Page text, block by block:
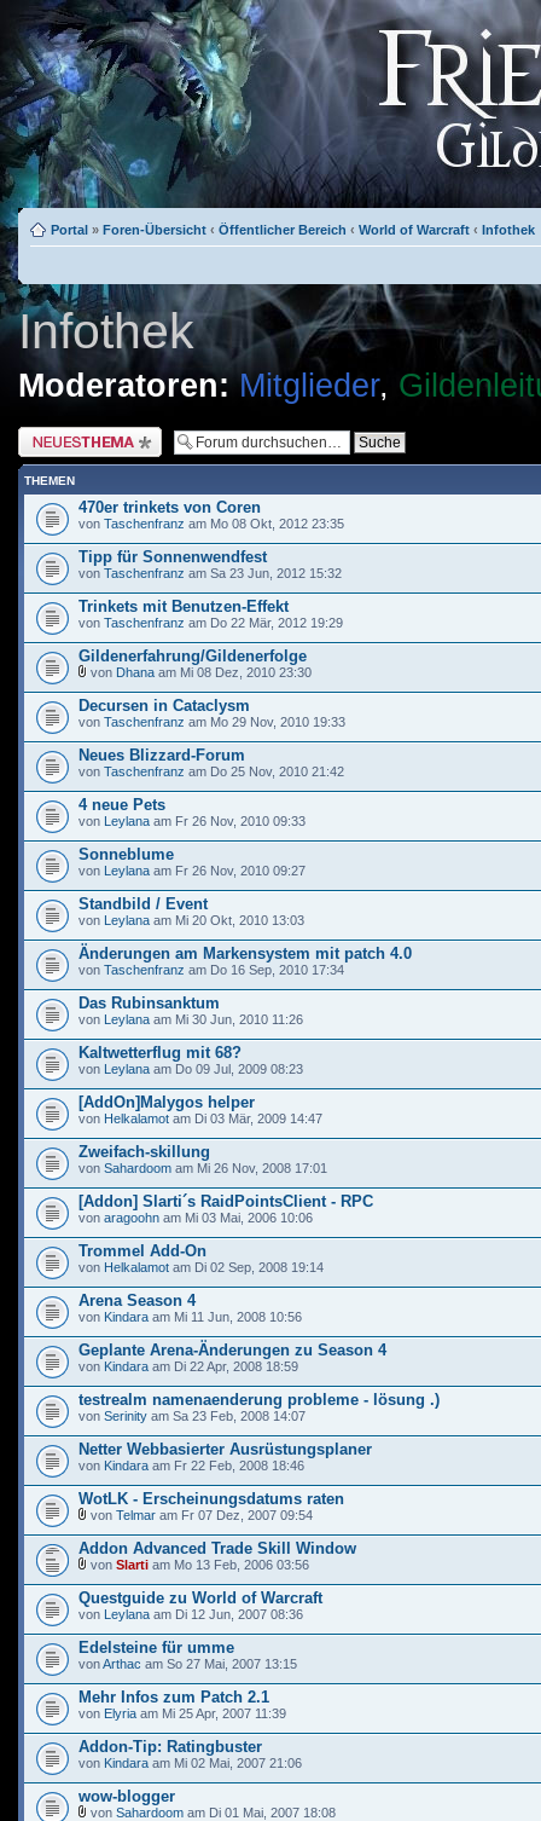
Portal » Foren-Übersicht ‹ Öffentlicher Bereich ‹ World of Warcraft ‹ Infothek
Infothek
Moderatoren: Mitglieder,
Neues Thema erstellen
THEMEN
470er trinkets von Coren
von Taschenfranz am Mo 08 Okt, 2012 23:35
Tipp für Sonnenwendfest
von Taschenfranz am Sa 23 Jun, 2012 15:32
Trinkets mit Benutzen-Effekt
von Taschenfranz am Do 22 Mär, 2012 19:29
Gildenerfahrung/Gildenerfolge
von Dhana am Mi 08 Dez, 2010 23:30
Decursen in Cataclysm
von Taschenfranz am Mo 29 Nov, 2010 19:33
Neues Blizzard-Forum
von Taschenfranz am Do 25 Nov, 2010 21:42
4 neue Pets
von Leylana am Fr 26 Nov, 2010 09:33
Sonneblume
von Leylana am Fr 26 Nov, 2010 09:27
Standbild / Event
von Leylana am Mi 20 Okt, 2010 13:03
Änderungen am Markensystem mit patch 4.0
von Taschenfranz am Do 16 Sep, 2010 17:34
Das Rubinsanktum
von Leylana am Mi 30 Jun, 2010 11:26
Kaltwetterflug mit 68?
von Leylana am Do 09 Jul, 2009 08:23
[AddOn]Malygos helper
von Helkalamot am Di 03 Mär, 2009 14:47
Zweifach-skillung
von Sahardoom am Mi 26 Nov, 2008 17:01
[Addon] Slarti´s RaidPointsClient - RPC
von aragoohn am Mi 03 Mai, 2006 10:06
Trommel Add-On
von Helkalamot am Di 02 Sep, 2008 19:14
Arena Season 4
von Kindara am Mi 11 Jun, 2008 10:56
Geplante Arena-Änderungen zu Season 4
von Kindara am Di 22 Apr, 2008 18:59
testrealm namenaenderung probleme - lösung .)
von Serinity am Sa 23 Feb, 2008 14:07
Netter Webbasierter Ausrüstungsplaner
von Kindara am Fr 22 Feb, 2008 18:46
WotLK - Erscheinungsdatums raten
von Telmar am Fr 07 Dez, 2007 09:54
Addon Advanced Trade Skill Window
von Slarti am Mo 13 Feb, 2006 03:56
Questguide zu World of Warcraft
von Leylana am Di 12 Jun, 2007 08:36
Edelsteine für umme
vonArthac am So 27 Mai, 2007 13:15
Mehr Infos zum Patch 2.1
von Elyria am Mi 25 Apr, 2007 11:39
Addon-Tip: Ratingbuster
von Kindara am Mi 02 Mai, 2007 21:06
wow-blogger
von Sahardoom am Di 01 Mai, 2007 18:08